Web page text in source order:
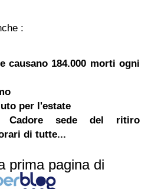
:
causano 184.000 morti ogni
per l'estate
Cadore sede del ritiro
di tutte...
prima pagina di